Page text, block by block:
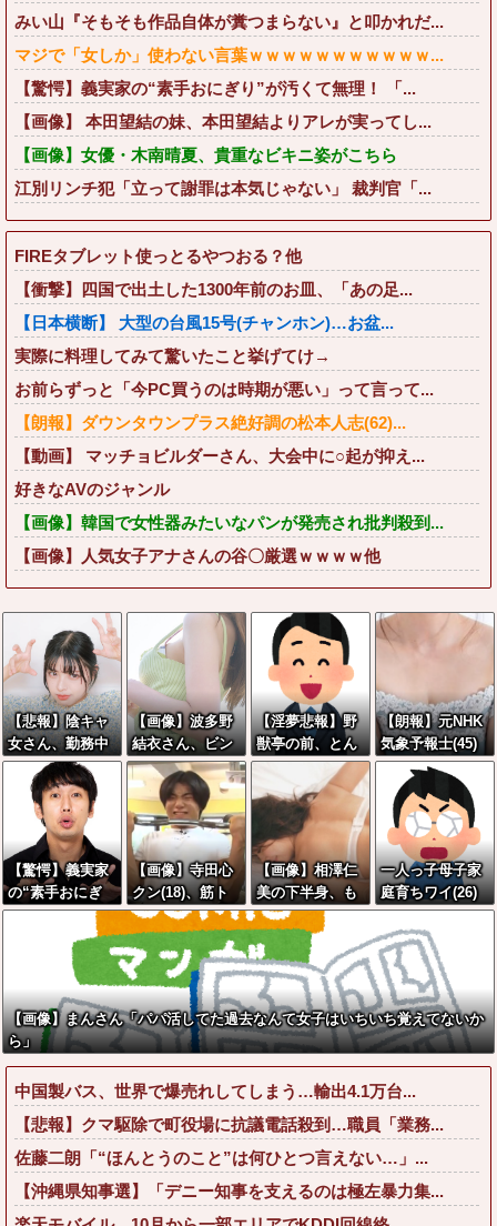
みい山『そもそも作品自体が糞つまらない』と叩かれだ...
マジで「女しか」使わない言葉ｗｗｗｗｗｗｗｗｗｗｗ...
【驚愕】義実家の“素手おにぎり”が汚くて無理！ 「...
【画像】 本田望結の妹、本田望結よりアレが実ってし...
【画像】女優・木南晴夏、貴重なビキニ姿がこちら
江別リンチ犯「立って謝罪は本気じゃない」 裁判官「...
FIREタブレット使っとるやつおる？他
【衝撃】四国で出土した1300年前のお皿、「あの足...
【日本横断】 大型の台風15号(チャンホン)…お盆...
実際に料理してみて驚いたこと挙げてけ→
お前らずっと「今PC買うのは時期が悪い」って言って...
【朗報】ダウンタウンプラス絶好調の松本人志(62)...
【動画】 マッチョビルダーさん、大会中に○起が抑え...
好きなAVのジャンル
【画像】韓国で女性器みたいなパンが発売され批判殺到...
【画像】人気女子アナさんの谷〇厳選ｗｗｗｗ他
【悲報】陰キャ
女さん、勤務中
にBeRealしてる
同僚をチクって
クビにさせたエ
ピソードを大公
開←これガチだ
と思
う？？？？？
【画像】波多野
結衣さん、ビン
ビンドスケベ●●
●●ｗｗｗｗｗｗ
ｗｗｗｗ
【淫夢悲報】野
獣亭の前、とん
でもないことに
なるｗｗｗｗｗ
ｗｗｗｗｗ
【朗報】元NHK
気象予報士(45)
さん、えちえち
グラビアに挑戦
した結果wwww
w
【驚愕】義実家
の“素手おにぎ
り”が汚くて無
理！ 「子どもに
食べさせたくな
い！！」←お前
らは食べられ
る？？？？？？
【画像】寺田心
クン(18)、筋ト
レした結果無事
かわいくなる
【画像】相澤仁
美の下半身、も
うシコらない方
が無理だ
ろ・・・
一人っ子母子家
庭育ちワイ(26)
無職の母親が再
婚するらしくて
驚愕
【画像】まんさん「パパ活してた過去なんて女子はいちいち覚えてないか
ら」
中国製バス、世界で爆売れしてしまう…輸出4.1万台...
【悲報】クマ駆除で町役場に抗議電話殺到…職員「業務...
佐藤二朗「“ほんとうのこと”は何ひとつ言えない…」...
【沖縄県知事選】「デニー知事を支えるのは極左暴力集...